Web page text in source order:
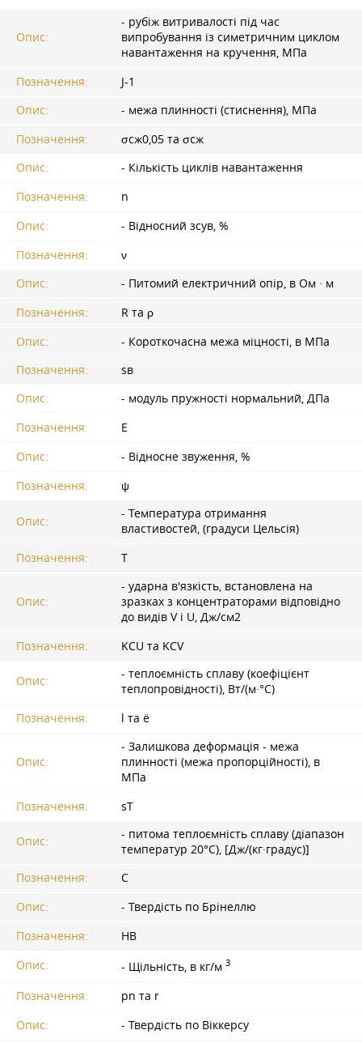
Опис:
- рубіж витривалості під час
випробування із симетричним циклом
навантаження на кручення, МПа
Позначення:
J-1
Опис:
- межа плинності (стиснення), МПа
Позначення:
σсж0,05 та σсж
Опис:
- Кількість циклів навантаження
Позначення:
n
Опис:
- Відносний зсув, %
Позначення:
ν
Опис:
- Питомий електричний опір, в Ом · м
Позначення:
R та ρ
Опис:
- Короткочасна межа міцності, в МПа
Позначення:
sв
Опис:
- модуль пружності нормальний, ДПа
Позначення:
E
Опис:
- Відносне звуження, %
Позначення:
ψ
Опис:
- Температура отримання
властивостей, (градуси Цельсія)
Позначення:
T
Опис:
- ударна в'язкість, встановлена на
зразках з концентраторами відповідно
до видів V і U, Дж/см2
Позначення:
KCU та KCV
Опис:
- теплоємність сплаву (коефіцієнт
теплопровідності), Вт/(м·°С)
Позначення:
l та ë
Опис:
- Залишкова деформація - межа
плинності (межа пропорційності), в
МПа
Позначення:
sT
Опис:
- питома теплоємність сплаву (діапазон
температур 20°С), [Дж/(кг·градус)]
Позначення:
C
Опис:
- Твердість по Брінеллю
Позначення:
HB
Опис:
- Щільність, в кг/м 3
Позначення:
pn та r
Опис:
- Твердість по Віккерсу